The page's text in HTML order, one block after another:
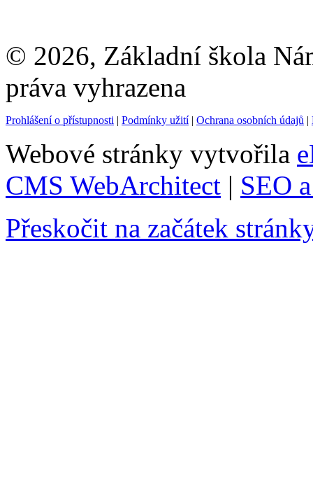
© 2026, Základní škola
práva vyhrazena
Prohlášení o přístupnosti | Podmínky užití| Ochrana osobních údajů |
Webové stránky vytvořila
CMS WebArchitect | SEO
Přeskočit na začátek